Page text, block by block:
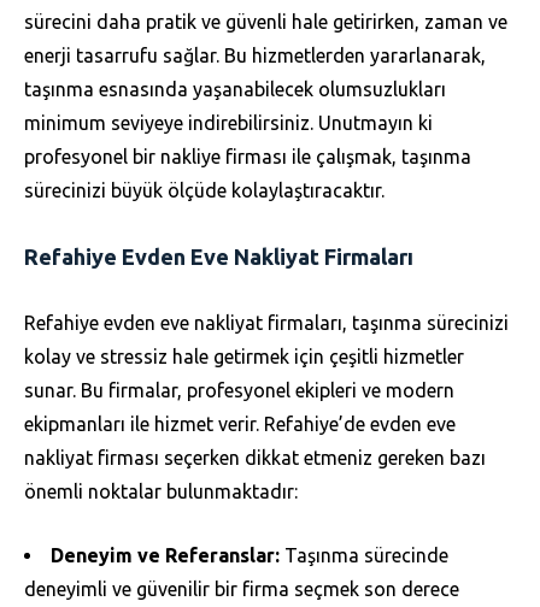
sürecini daha pratik ve güvenli hale getirirken, zaman ve
enerji tasarrufu sağlar. Bu hizmetlerden yararlanarak,
taşınma esnasında yaşanabilecek olumsuzlukları
minimum seviyeye indirebilirsiniz. Unutmayın ki
profesyonel bir nakliye firması ile çalışmak, taşınma
sürecinizi büyük ölçüde kolaylaştıracaktır.
Refahiye Evden Eve Nakliyat Firmaları
Refahiye evden eve nakliyat firmaları, taşınma sürecinizi
kolay ve stressiz hale getirmek için çeşitli hizmetler
sunar. Bu firmalar, profesyonel ekipleri ve modern
ekipmanları ile hizmet verir. Refahiye’de evden eve
nakliyat firması seçerken dikkat etmeniz gereken bazı
önemli noktalar bulunmaktadır:
Deneyim ve Referanslar: Taşınma sürecinde
deneyimli ve güvenilir bir firma seçmek son derece